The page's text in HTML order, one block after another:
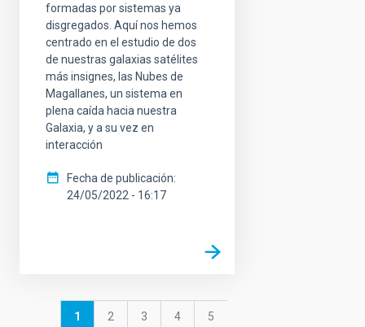
formadas por sistemas ya
disgregados. Aquí nos hemos
centrado en el estudio de dos
de nuestras galaxias satélites
más insignes, las Nubes de
Magallanes, un sistema en
plena caída hacia nuestra
Galaxia, y a su vez en
interacción
Fecha de publicación
24/05/2022 - 16:17
PaginaciónPágina
1 Página
2 Página
3 Página
4 Página
5